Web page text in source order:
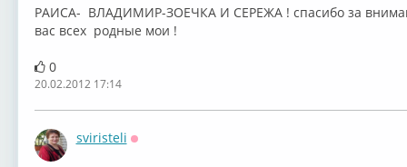
РАИСА- ВЛАДИМИР-ЗОЕЧКА И СЕРЕЖА ! спасибо за
вас всех родные мои !
0
20.02.2012 17:14
sviristeli